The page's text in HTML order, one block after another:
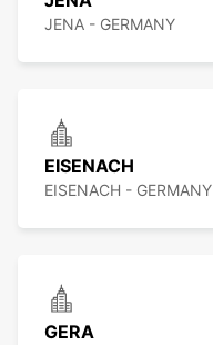
JENA - GERMANY
EISENACH
EISENACH - GERMANY
GERA